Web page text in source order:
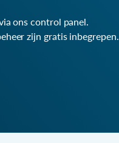
ons control panel.
zijn gratis inbegrepen.